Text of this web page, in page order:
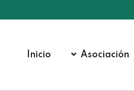
Inicio Asociación